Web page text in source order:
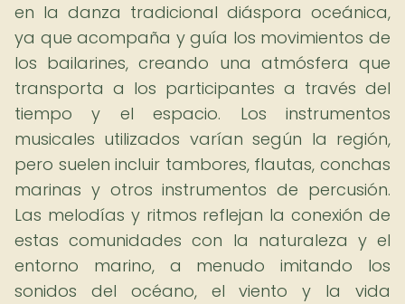
en la danza tradicional diáspora oceánica,
ya que acompaña y guía los movimientos de
los bailarines, creando una atmósfera que
transporta a los participantes a través del
tiempo y el espacio. Los instrumentos
musicales utilizados varían según la región,
pero suelen incluir tambores, flautas, conchas
marinas y otros instrumentos de percusión.
Las melodías y ritmos reflejan la conexión de
estas comunidades con la naturaleza y el
entorno marino, a menudo imitando los
sonidos del océano, el viento y la vida